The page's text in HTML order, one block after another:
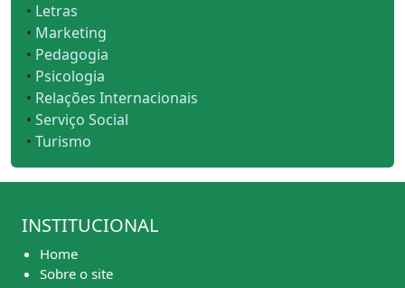
• Letras
• Marketing
• Pedagogia
• Psicologia
• Relações Internacionais
• Serviço Social
• Turismo
INSTITUCIONAL
Home
Sobre o site